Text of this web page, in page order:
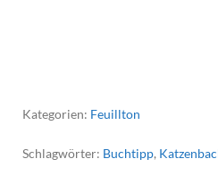
Kategorien: Feuillton
Schlagwörter: Buchtipp,